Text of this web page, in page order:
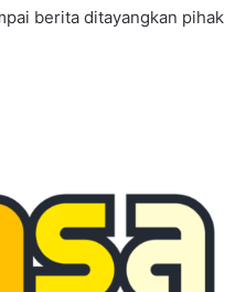
berita ditayangkan